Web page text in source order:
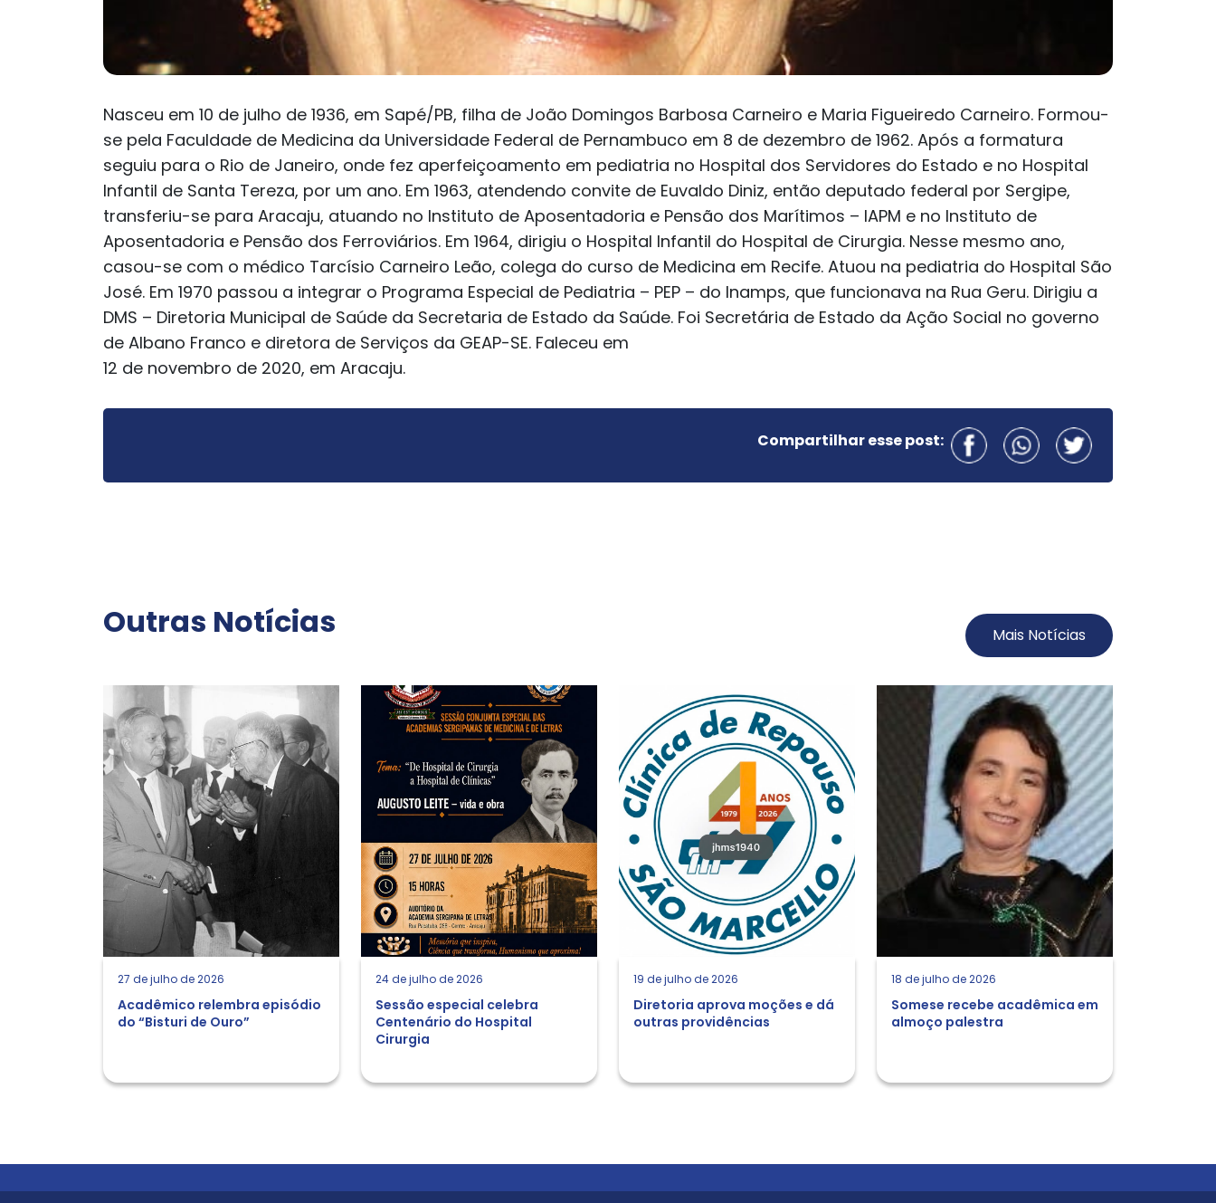
Nasceu em 10 de julho de 1936, em Sapé/PB, filha de João Domingos Barbosa Carneiro e Maria Figueiredo Carneiro. Formou-
se pela Faculdade de Medicina da Universidade Federal de Pernambuco em 8 de dezembro de 1962. Após a formatura
seguiu para o Rio de Janeiro, onde fez aperfeiçoamento em pediatria no Hospital dos Servidores do Estado e no Hospital
Infantil de Santa Tereza, por um ano. Em 1963, atendendo convite de Euvaldo Diniz, então deputado federal por Sergipe,
transferiu-se para Aracaju, atuando no Instituto de Aposentadoria e Pensão dos Marítimos – IAPM e no Instituto de
Aposentadoria e Pensão dos Ferroviários. Em 1964, dirigiu o Hospital Infantil do Hospital de Cirurgia. Nesse mesmo ano,
casou-se com o médico Tarcísio Carneiro Leão, colega do curso de Medicina em Recife. Atuou na pediatria do Hospital São
José. Em 1970 passou a integrar o Programa Especial de Pediatria – PEP – do Inamps, que funcionava na Rua Geru. Dirigiu a
DMS – Diretoria Municipal de Saúde da Secretaria de Estado da Saúde. Foi Secretária de Estado da Ação Social no governo
de Albano Franco e diretora de Serviços da GEAP-SE. Faleceu em
12 de novembro de 2020, em Aracaju.
Compartilhar esse post:
Outras Notícias Mais Notícias
27 de julho de 2026
Acadêmico relembra episódio
do “Bisturi de Ouro”
24 de julho de 2026
Sessão especial celebra
Centenário do Hospital
Cirurgia
19 de julho de 2026
Diretoria aprova moções e dá
outras providências
18 de julho de 2026
Somese recebe acadêmica em
almoço palestra